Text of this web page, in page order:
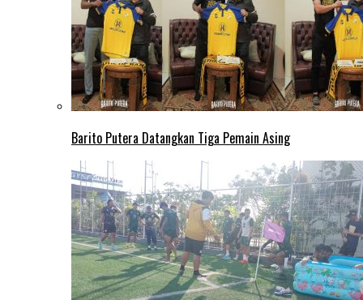
Barito Putera Datangkan Tiga Pemain Asing